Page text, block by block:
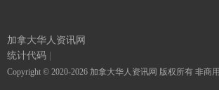
加拿大华人资讯网
统计代码
Copyright © 2020-2026 加拿大华人资讯网 版权所有 非商